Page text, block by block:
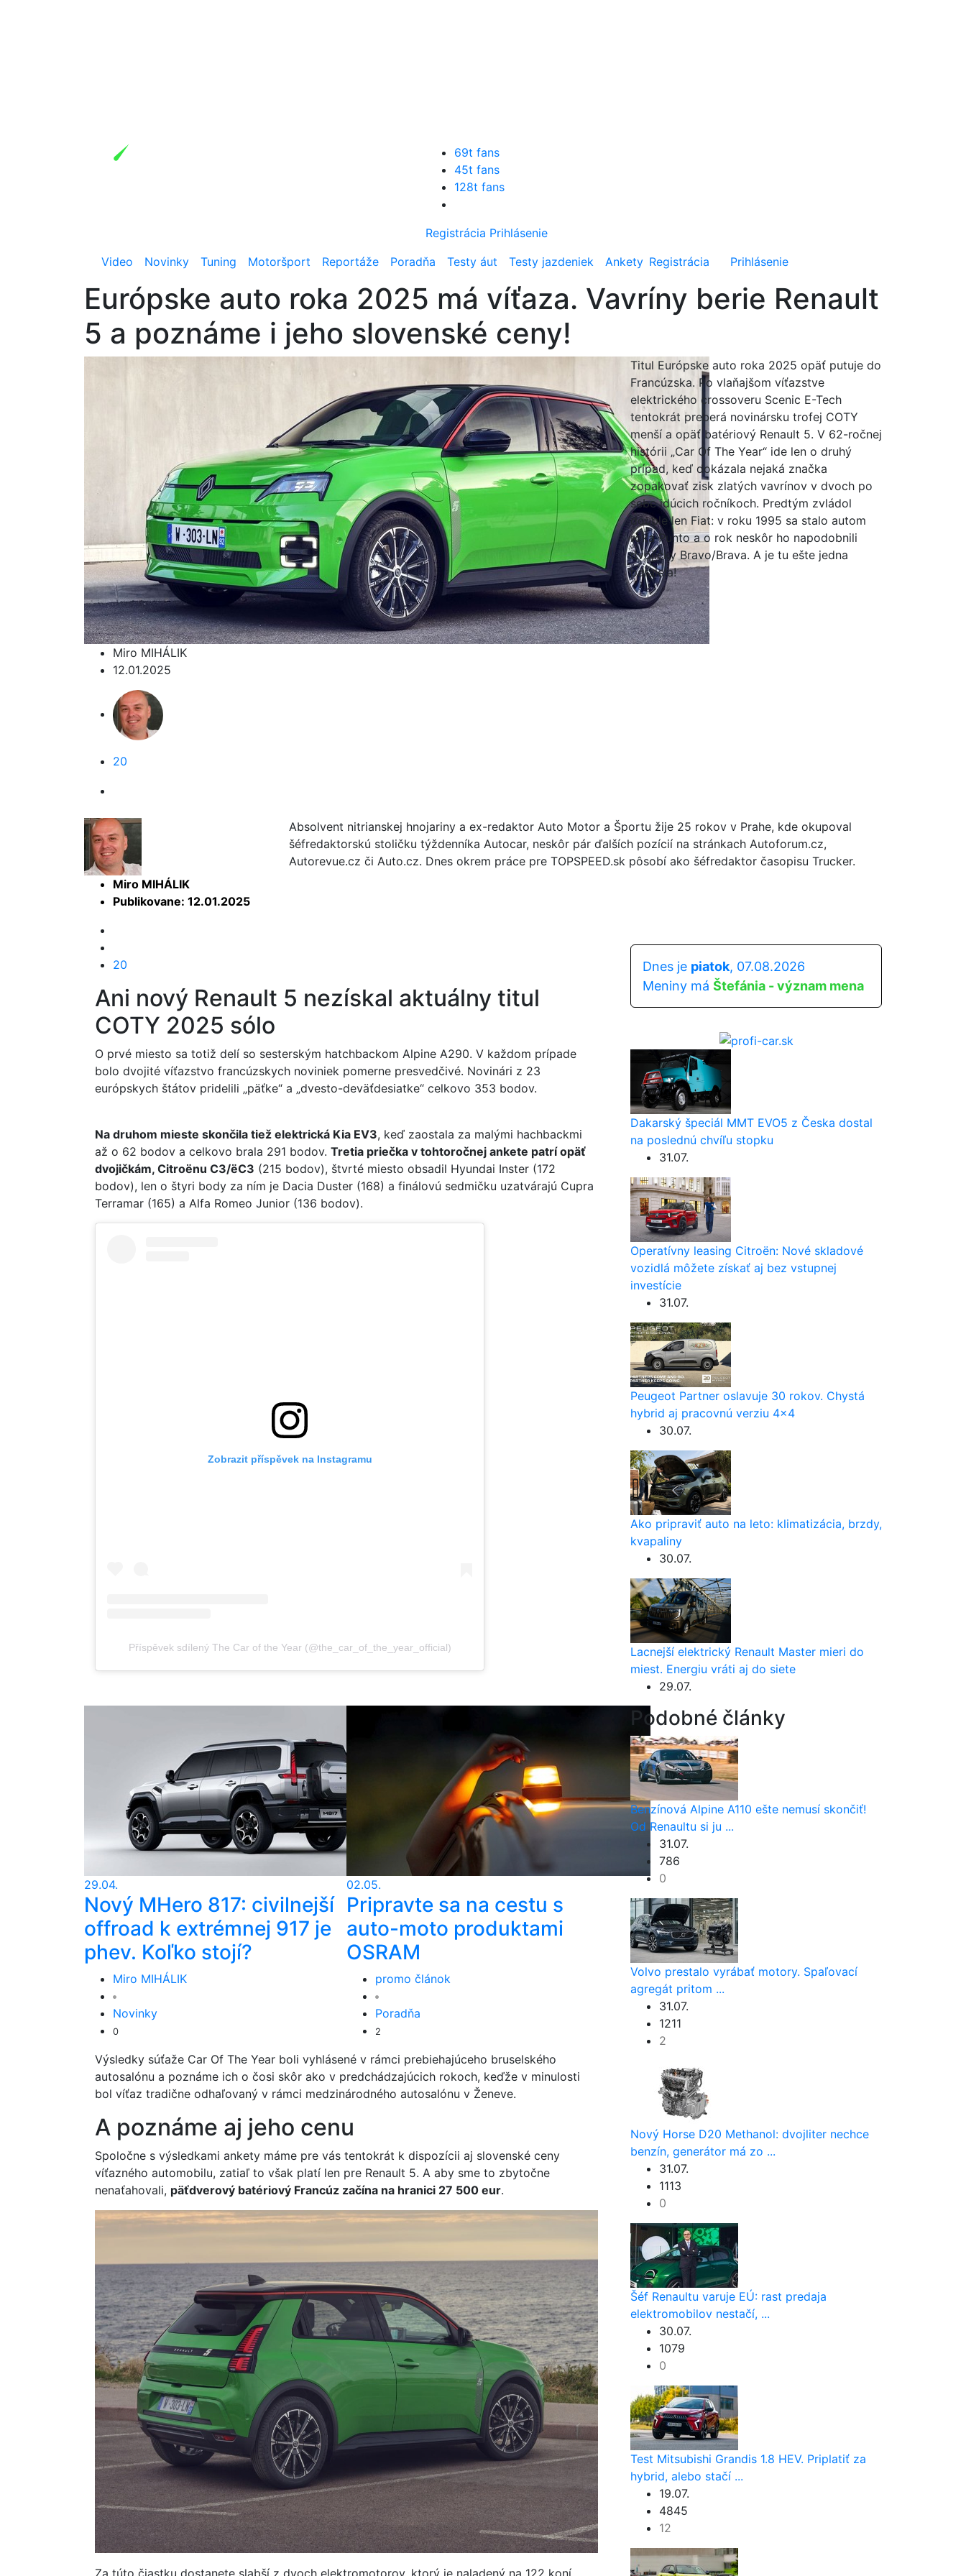
69t fans
45t fans
128t fans
Registrácia Prihlásenie
Video
Novinky Tuning Motoršport Reportáže Poradňa Testy áut Testy jazdeniek Ankety Registrácia Prihlásenie
Európske auto roka 2025 má víťaza. Vavríny berie Renault
5 a poznáme i jeho slovenské ceny!
Miro MIHÁLIK
12.01.2025
20
Titul Európske auto roka 2025 opäť putuje do
Francúzska. Po vlaňajšom víťazstve
elektrického crossoveru Scenic E-Tech
tentokrát preberá novinársku trofej COTY
menší a opäť batériový Renault 5. V 62-ročnej
histórii „Car Of The Year“ ide len o druhý
prípad, keď dokázala nejaká značka
zopakovať zisk zlatých vavrínov v dvoch po
sebe idúcich ročníkoch. Predtým zvládol
double len Fiat: v roku 1995 sa stalo autom
roka Punto a o rok neskôr ho napodobnili
dvojičky Bravo/Brava. A je tu ešte jedna
paralela!
Miro MIHÁLIK
Publikovane: 12.01.2025
Absolvent nitrianskej hnojariny a ex-redaktor Auto Motor a Športu žije 25 rokov v Prahe, kde okupoval
šéfredaktorskú stoličku týždenníka Autocar, neskôr pár ďalších pozícií na stránkach Autoforum.cz,
Autorevue.cz či Auto.cz. Dnes okrem práce pre TOPSPEED.sk pôsobí ako šéfredaktor časopisu Trucker.
20
Ani nový Renault 5 nezískal aktuálny titul
COTY 2025 sólo
O prvé miesto sa totiž delí so sesterským hatchbackom Alpine A290. V každom prípade
bolo dvojité víťazstvo francúzskych noviniek pomerne presvedčivé. Novinári z 23
európskych štátov pridelili „päťke“ a „dvesto-deväťdesiatke“ celkovo 353 bodov.
Na druhom mieste skončila tiež elektrická Kia EV3, keď zaostala za malými hachbackmi
až o 62 bodov a celkovo brala 291 bodov. Tretia priečka v tohtoročnej ankete patrí opäť
dvojičkám, Citroënu C3/ëC3 (215 bodov), štvrté miesto obsadil Hyundai Inster (172
bodov), len o štyri body za ním je Dacia Duster (168) a finálovú sedmičku uzatvárajú Cupra
Terramar (165) a Alfa Romeo Junior (136 bodov).
Zobrazit příspěvek na Instagramu
Příspěvek sdílený The Car of the Year (@the_car_of_the_year_official)
29.04.
Nový MHero 817: civilnejší
offroad k extrémnej 917 je
phev. Koľko stojí?
Miro MIHÁLIK
Novinky
0
02.05.
Pripravte sa na cestu s
auto-moto produktami
OSRAM
promo článok
Poradňa
2
Výsledky súťaže Car Of The Year boli vyhlásené v rámci prebiehajúceho bruselského
autosalónu a poznáme ich o čosi skôr ako v predchádzajúcich rokoch, keďže v minulosti
bol víťaz tradične odhaľovaný v rámci medzinárodného autosalónu v Ženeve.
A poznáme aj jeho cenu
Spoločne s výsledkami ankety máme pre vás tentokrát k dispozícii aj slovenské ceny
víťazného automobilu, zatiaľ to však platí len pre Renault 5. A aby sme to zbytočne
nenaťahovali, päťdverový batériový Francúz začína na hranici 27 500 eur.
Za túto čiastku dostanete slabší z dvoch elektromotorov, ktorý je naladený na 122 koní,
Dnes je piatok, 07.08.2026
Meniny má Štefánia - význam mena
Dakarský špeciál MMT EVO5 z Česka dostal
na poslednú chvíľu stopku
31.07.
Operatívny leasing Citroën: Nové skladové
vozidlá môžete získať aj bez vstupnej
investície
31.07.
Peugeot Partner oslavuje 30 rokov. Chystá
hybrid aj pracovnú verziu 4×4
30.07.
Ako pripraviť auto na leto: klimatizácia, brzdy,
kvapaliny
30.07.
Lacnejší elektrický Renault Master mieri do
miest. Energiu vráti aj do siete
29.07.
Podobné články
Benzínová Alpine A110 ešte nemusí skončiť!
Od Renaultu si ju ...
31.07.
786
0
Volvo prestalo vyrábať motory. Spaľovací
agregát pritom ...
31.07.
1211
2
Nový Horse D20 Methanol: dvojliter nechce
benzín, generátor má zo ...
31.07.
1113
0
Šéf Renaultu varuje EÚ: rast predaja
elektromobilov nestačí, ...
30.07.
1079
0
Test Mitsubishi Grandis 1.8 HEV. Priplatiť za
hybrid, alebo stačí ...
19.07.
4845
12